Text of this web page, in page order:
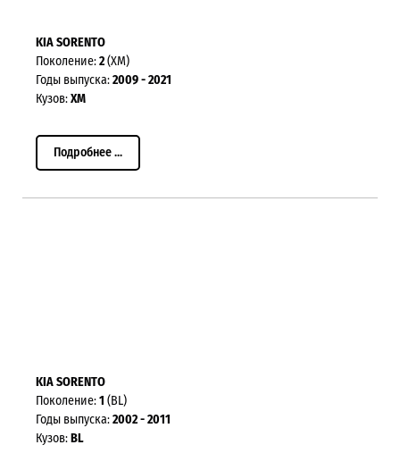
KIA SORENTO
Поколение:2(XM)
Годы выпуска:2009 - 2021
Кузов:XM
Подробнее ...
KIA SORENTO
Поколение:1 (BL)
Годы выпуска:2002 - 2011
Кузов:BL